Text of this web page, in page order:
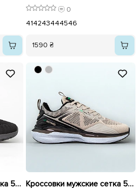
0
414243444546
1590 ₴
Кроссовки мужские сетка 595194 Черные Кроссовки мужские сетка 595199 Бежевые